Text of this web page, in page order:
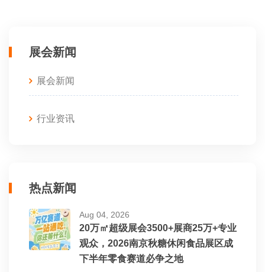
展会新闻
展会新闻
行业资讯
热点新闻
Aug 04, 2026
20万㎡超级展会3500+展商25万+专业
观众，2026南京秋糖休闲食品展区成
下半年零食赛道必争之地